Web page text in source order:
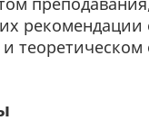
теоретическом